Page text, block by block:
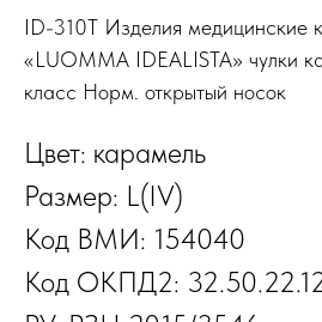
ID-310T Изделия медицинские
«LUOMMA IDEALISTA» чулки
класс Норм. открытый носок
Цвет: карамель
Размер: L(IV)
Код ВМИ: 154040
Код ОКПД2: